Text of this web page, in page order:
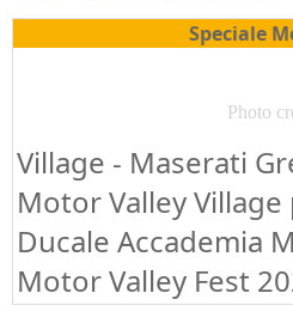
Speciale
Photo
Village - Maserati
Motor Valley Village
Ducale Accademia
Motor Valley Fest